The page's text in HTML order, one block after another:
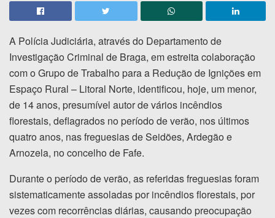
A Polícia Judiciária, através do Departamento de
Investigação Criminal de Braga, em estreita colaboração
com o Grupo de Trabalho para a Redução de Ignições em
Espaço Rural – Litoral Norte, identificou, hoje, um menor,
de 14 anos, presumível autor de vários incêndios
florestais, deflagrados no período de verão, nos últimos
quatro anos, nas freguesias de Seidões, Ardegão e
Arnozela, no concelho de Fafe.
Durante o período de verão, as referidas freguesias foram
sistematicamente assoladas por incêndios florestais, por
vezes com recorrências diárias, causando preocupação